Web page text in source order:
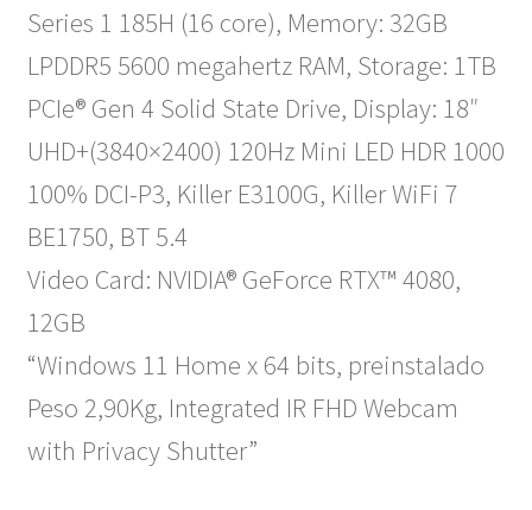
Series 1 185H (16 core), Memory: 32GB
LPDDR5 5600 megahertz RAM, Storage: 1TB
PCIe® Gen 4 Solid State Drive, Display: 18″
UHD+(3840×2400) 120Hz Mini LED HDR 1000
100% DCI-P3, Killer E3100G, Killer WiFi 7
BE1750, BT 5.4
Video Card: NVIDIA® GeForce RTX™ 4080,
12GB
“Windows 11 Home x 64 bits, preinstalado
Peso 2,90Kg, Integrated IR FHD Webcam
with Privacy Shutter”